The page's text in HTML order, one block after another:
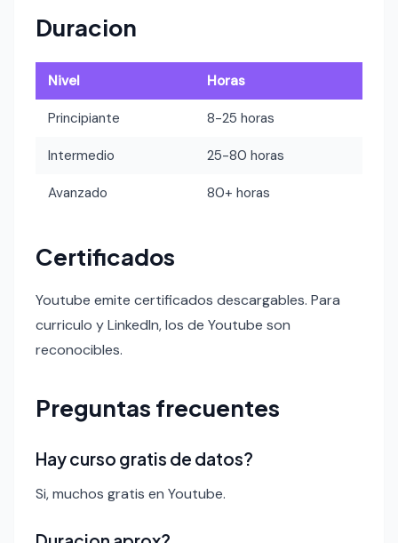
Duracion
Nivel Horas
Principiante 8-25 horas
Intermedio 25-80 horas
Avanzado 80+ horas
Certificados
Youtube emite certificados descargables. Para
curriculo y LinkedIn, los de Youtube son
reconocibles.
Preguntas frecuentes
Hay curso gratis de datos?
Si, muchos gratis en Youtube.